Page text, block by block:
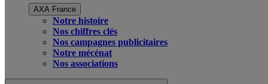
AXA France
Notre histoire
Nos chiffres clés
Nos campagnes publicitaires
Notre mécénat
Nos associations